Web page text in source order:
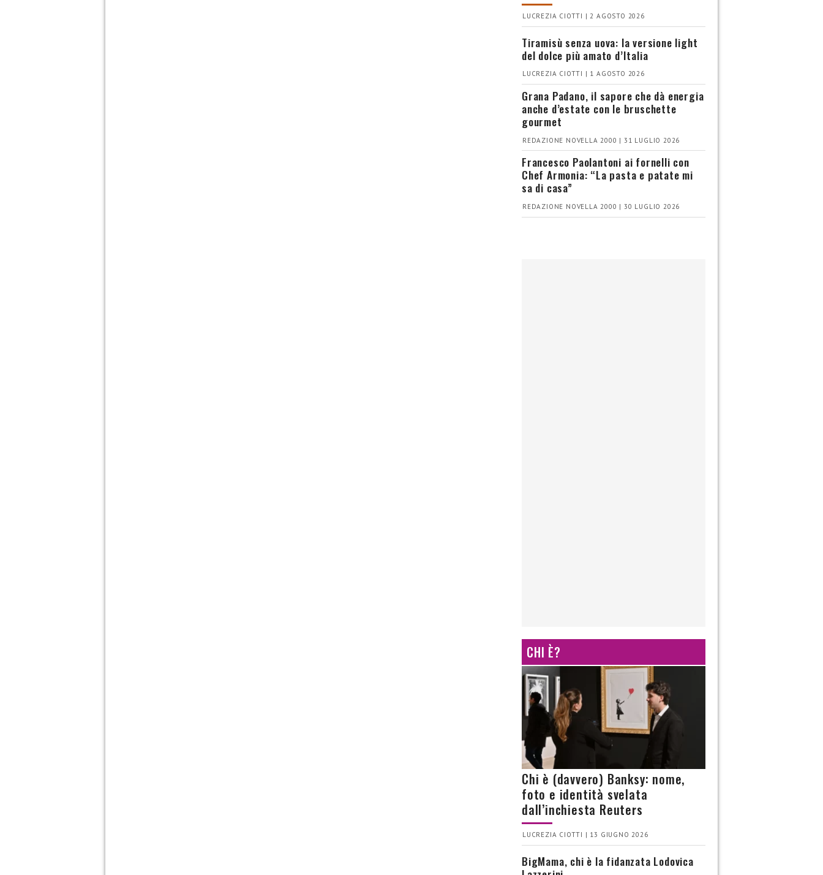
LUCREZIA CIOTTI | 2 AGOSTO 2026
Tiramisù senza uova: la versione light
del dolce più amato d’Italia
LUCREZIA CIOTTI | 1 AGOSTO 2026
Grana Padano, il sapore che dà energia
anche d’estate con le bruschette
gourmet
REDAZIONE NOVELLA 2000 | 31 LUGLIO 2026
Francesco Paolantoni ai fornelli con
Chef Armonia: “La pasta e patate mi
sa di casa”
REDAZIONE NOVELLA 2000 | 30 LUGLIO 2026
CHI È?
Chi è (davvero) Banksy: nome,
foto e identità svelata
dall’inchiesta Reuters
LUCREZIA CIOTTI | 13 GIUGNO 2026
BigMama, chi è la fidanzata Lodovica